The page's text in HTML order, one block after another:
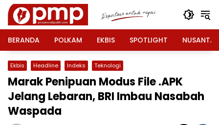
Langsung
konten
BERANDA
POLKAM EKBIS SPOTLIGHT
Ekbis Headline Indeks Teknologi
Marak Penipuan Modus File .APK
Jelang Lebaran, BRI Imbau Nasabah
Waspada